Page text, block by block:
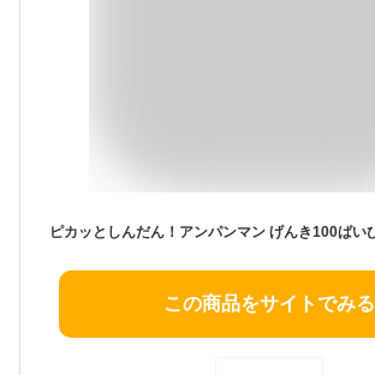
この商品をサイトでみる